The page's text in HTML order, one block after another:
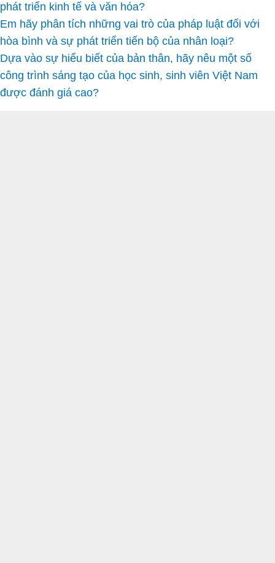
phát triển kinh tế và văn hóa?
Em hãy phân tích những vai trò của pháp luật đối với
hòa bình và sự phát triển tiến bộ của nhân loại?
Dựa vào sự hiểu biết của bản thân, hãy nêu một số
công trình sáng tạo của học sinh, sinh viên Việt Nam
được đánh giá cao?